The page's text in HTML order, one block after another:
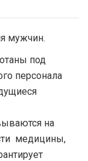
мужчин.
под
персонала
на
медицины,